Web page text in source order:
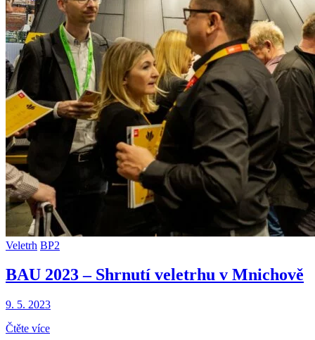
Veletrh BP2
BAU 2023 – Shrnutí veletrhu v Mnichově
9. 5. 2023
Čtěte více